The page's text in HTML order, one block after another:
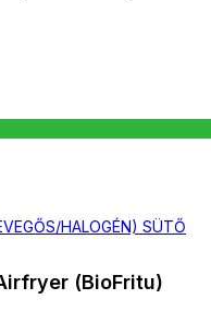
HALOGÉN) SÜTŐ
(BioFritu)